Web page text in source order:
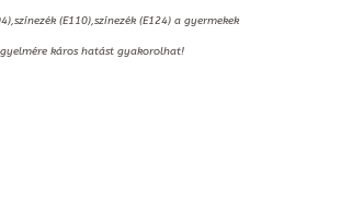
(E110),színezék (E124) a gyermekek
káros hatást gyakorolhat!